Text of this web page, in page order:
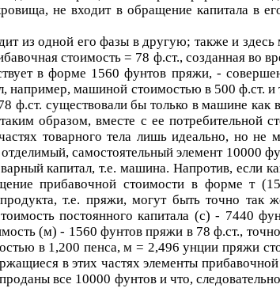
не входит в обращение капитала в
из одной его фазы в другую; также и
стоимость = 78 ф.ст., созданная во
в форме 1560 фунтов пряжи, -
машиной стоимостью в 500 ф.ст. и
существовали бы только в машине как
образом, вместе с ее потребительной
товарного тела лишь идеально, но не
самостоятельный элемент 10000
капитал, т.е. машина. Напротив, если
прибавочной стоимости в формет
т.е. пряжи, могут быть точно так
постоянного капитала (c) - 7440
(м) - 1560 фунтов пряжи в 78 ф.ст.,
в 1,200 пенса,м = 2,496 унции пряжи
в этих частях элементы
все 10000 фунтов и что,